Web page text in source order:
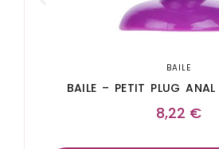
BAILE
BAILE – PETIT PLUG
8,22 €